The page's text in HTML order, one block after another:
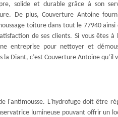
solide et durable grâce à son
De plus, Couverture Antoine
toiture dans tout le 77940 ainsi
de ses clients. Si vous êtes
entreprise pour nettoyer et
la Diant, c’est Couverture Antoine qu’il
l'antimousse. L'hydrofuge doit être
lumineuse pouvant offrir un